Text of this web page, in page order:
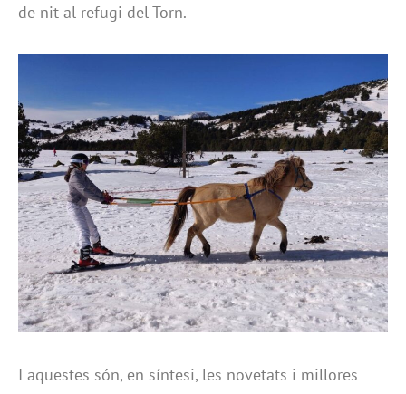
de nit al refugi del Torn.
I aquestes són, en síntesi, les novetats i millores